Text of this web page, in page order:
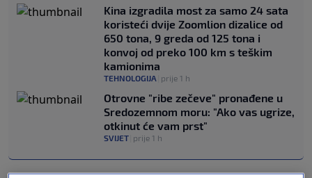
Kina izgradila most za samo 24 sata
koristeći dvije Zoomlion dizalice od
650 tona, 9 greda od 125 tona i
konvoj od preko 100 km s teškim
kamionima
TEHNOLOGIJA prije 1 h
Otrovne "ribe zečeve" pronađene u
Sredozemnom moru: "Ako vas ugrize,
otkinut će vam prst"
SVIJET prije 1 h